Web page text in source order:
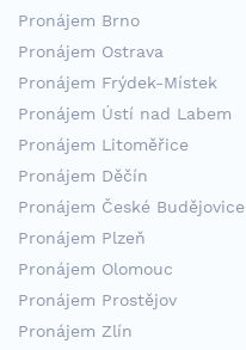
Pronájem Brno
Pronájem Ostrava
Pronájem Frýdek-Místek
Pronájem Ústí nad Labem
Pronájem Litoměřice
Pronájem Děčín
Pronájem České Budějovice
Pronájem Plzeň
Pronájem Olomouc
Pronájem Prostějov
Pronájem Zlín